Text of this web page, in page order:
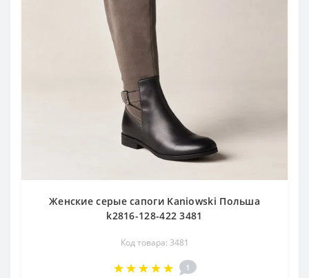
Женские серые сапоги Kaniowski Польша
k2816-128-422 3481
Код товара: 3481
1